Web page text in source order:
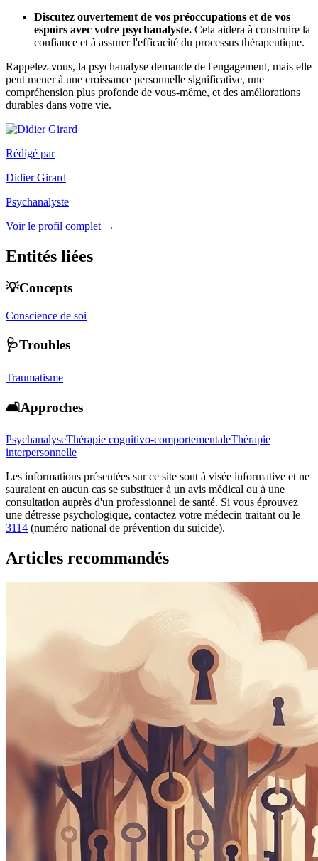
Discutez ouvertement de vos préoccupations et de vos
espoirs avec votre psychanalyste. Cela aidera à construire la
confiance et à assurer l'efficacité du processus thérapeutique.
Rappelez-vous, la psychanalyse demande de l'engagement, mais elle
peut mener à une croissance personnelle significative, une
compréhension plus profonde de vous-même, et des améliorations
durables dans votre vie.
Rédigé par
Didier Girard
Psychanalyste
Voir le profil complet →
Entités liées
💡Concepts
Conscience de soi
🩺Troubles
Traumatisme
🛋️Approches
PsychanalyseThérapie cognitivo-comportementaleThérapie
interpersonnelle
Les informations présentées sur ce site sont à visée informative et ne
sauraient en aucun cas se substituer à un avis médical ou à une
consultation auprès d'un professionnel de santé. Si vous éprouvez
une détresse psychologique, contactez votre médecin traitant ou le
3114 (numéro national de prévention du suicide).
Articles recommandés